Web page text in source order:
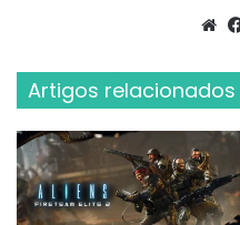
Artigos relacionados